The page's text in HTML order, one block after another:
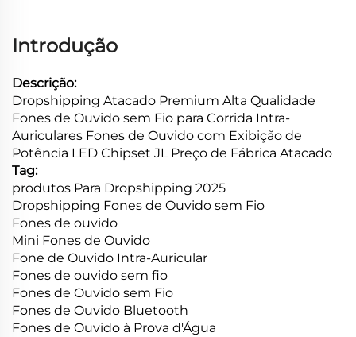
Introdução
Descrição:
Dropshipping Atacado Premium Alta Qualidade
Fones de Ouvido sem Fio para Corrida Intra-
Auriculares Fones de Ouvido com Exibição de
Potência LED Chipset JL Preço de Fábrica Atacado
Tag:
produtos Para Dropshipping 2025
Dropshipping Fones de Ouvido sem Fio
Fones de ouvido
Mini Fones de Ouvido
Fone de Ouvido Intra-Auricular
Fones de ouvido sem fio
Fones de Ouvido sem Fio
Fones de Ouvido Bluetooth
Fones de Ouvido à Prova d'Água